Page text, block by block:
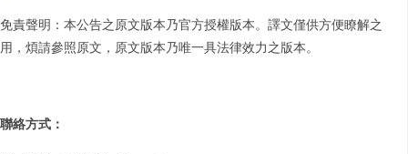
免責聲明：本公告之原文版本乃官方授權版本。譯文僅供方便瞭解之
用，煩請參照原文，原文版本乃唯一具法律效力之版本。
聯絡方式：